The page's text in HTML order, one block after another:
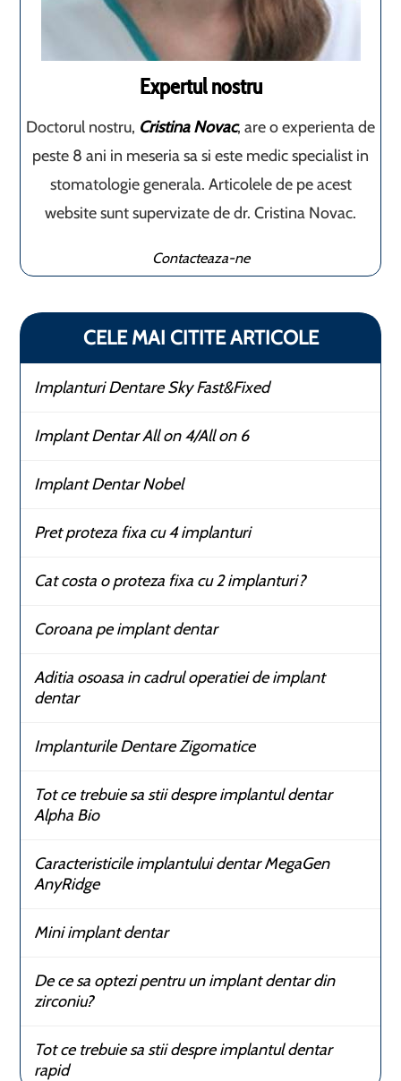
Expertul nostru
Doctorul nostru, Cristina Novac, are o experienta de
peste 8 ani in meseria sa si este medic specialist in
stomatologie generala. Articolele de pe acest
website sunt supervizate de dr. Cristina Novac.
Contacteaza-ne
CELE MAI CITITE ARTICOLE
Implanturi Dentare Sky Fast&Fixed
Implant Dentar All on 4/All on 6
Implant Dentar Nobel
Pret proteza fixa cu 4 implanturi
Cat costa o proteza fixa cu 2 implanturi?
Coroana pe implant dentar
Aditia osoasa in cadrul operatiei de implant
dentar
Implanturile Dentare Zigomatice
Tot ce trebuie sa stii despre implantul dentar
Alpha Bio
Caracteristicile implantului dentar MegaGen
AnyRidge
Mini implant dentar
De ce sa optezi pentru un implant dentar din
zirconiu?
Tot ce trebuie sa stii despre implantul dentar
rapid